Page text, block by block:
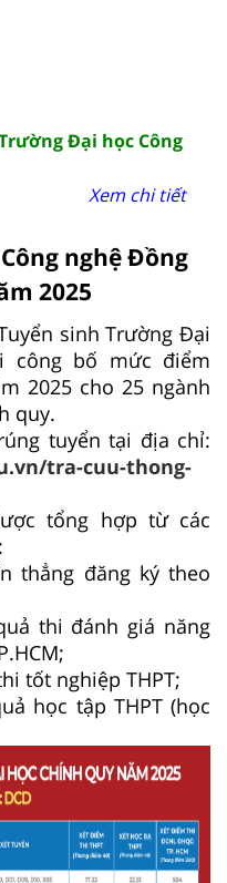
Đại học Công
Xem chi tiết
nghệ Đồng
2025
sinh Trường Đại
công bố mức điểm
2025 cho 25 ngành
quy.
tuyển tại địa chỉ:
tra-cuu-thong-
tổng hợp từ các
thẳng đăng ký theo
thi đánh giá năng
tốt nghiệp THPT;
học tập THPT (học